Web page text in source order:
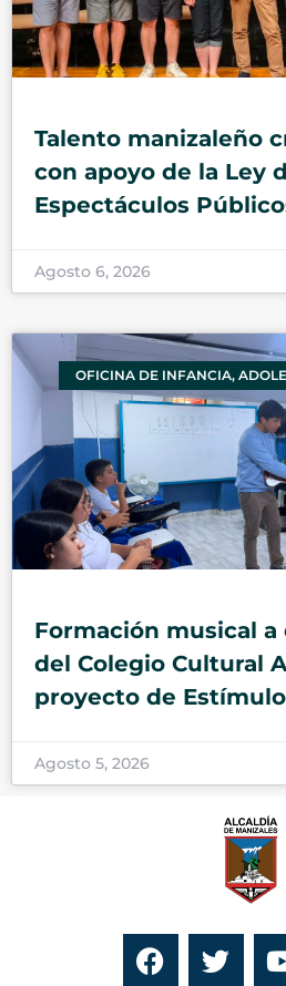
Talento manizaleño
con apoyo de la Ley
Espectáculos
Agosto 6, 2026
OFICINA DE INFANCIA,
Formación musical
del Colegio Cultural
proyecto de
Agosto 5, 2026